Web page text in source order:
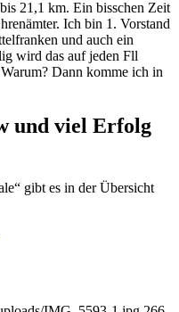
21,1 km. Ein bisschen Zeit
Ich bin 1. Vorstand
und auch ein
wird das auf jeden Fll
Dann komme ich in
und viel Erfolg
gibt es in der Übersicht